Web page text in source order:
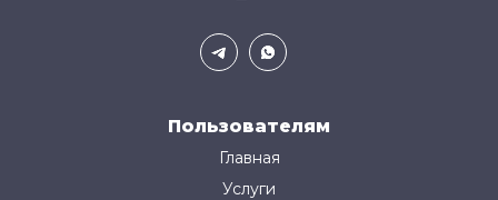
Пользователям
Главная
Услуги